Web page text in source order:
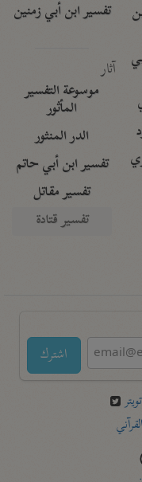
تفسير ابن أبي زمنين
آثار
موسوعة التفسير
المأثور
الدر المنثور
تفسير ابن أبي حاتم
تفسير مقاتل
تفسير قتادة
اشترك
تويتر